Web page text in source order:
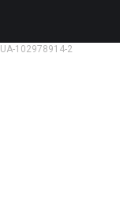
UA-102978914-2